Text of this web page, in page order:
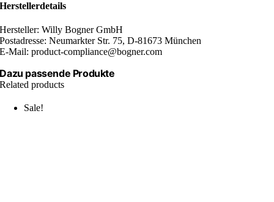
Herstellerdetails
Hersteller: Willy Bogner GmbH
Postadresse: Neumarkter Str. 75, D-81673 München
E-Mail: product-compliance@bogner.com
Dazu passende Produkte
Related products
Sale!